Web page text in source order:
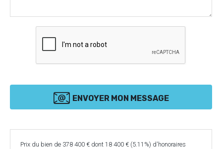
ENVOYER MON MESSAGE
Prix du bien de 378 400 € dont 18 400 € (5.11%) d'honoraires